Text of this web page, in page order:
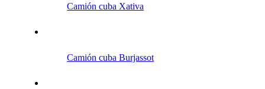
Camión cuba Xativa
Camión cuba Burjassot